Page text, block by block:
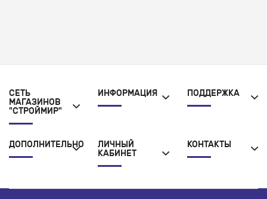
СЕТЬ
МАГАЗИНОВ
"СТРОЙМИР"
ИНФОРМАЦИЯ ПОДДЕРЖКА
ДОПОЛНИТЕЛЬНО
ЛИЧНЫЙ
КАБИНЕТ
КОНТАКТЫ